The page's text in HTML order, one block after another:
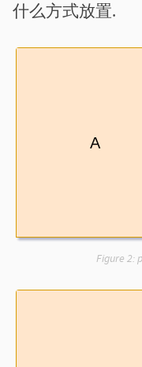
什么方式放置.
Figure 2: